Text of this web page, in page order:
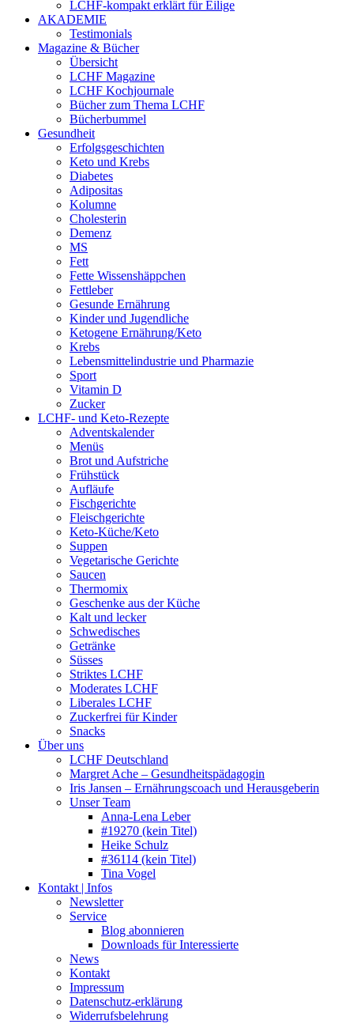
LCHF-kompakt erklärt für Eilige
AKADEMIE
Testimonials
Magazine & Bücher
Übersicht
LCHF Magazine
LCHF Kochjournale
Bücher zum Thema LCHF
Bücherbummel
Gesundheit
Erfolgsgeschichten
Keto und Krebs
Diabetes
Adipositas
Kolumne
Cholesterin
Demenz
MS
Fett
Fette Wissenshäppchen
Fettleber
Gesunde Ernährung
Kinder und Jugendliche
Ketogene Ernährung/Keto
Krebs
Lebensmittelindustrie und Pharmazie
Sport
Vitamin D
Zucker
LCHF- und Keto-Rezepte
Adventskalender
Menüs
Brot und Aufstriche
Frühstück
Aufläufe
Fischgerichte
Fleischgerichte
Keto-Küche/Keto
Suppen
Vegetarische Gerichte
Saucen
Thermomix
Geschenke aus der Küche
Kalt und lecker
Schwedisches
Getränke
Süsses
Striktes LCHF
Moderates LCHF
Liberales LCHF
Zuckerfrei für Kinder
Snacks
Über uns
LCHF Deutschland
Margret Ache – Gesundheitspädagogin
Iris Jansen – Ernährungscoach und Herausgeberin
Unser Team
Anna-Lena Leber
#19270 (kein Titel)
Heike Schulz
#36114 (kein Titel)
Tina Vogel
Kontakt | Infos
Newsletter
Service
Blog abonnieren
Downloads für Interessierte
News
Kontakt
Impressum
Datenschutz-erklärung
Widerrufsbelehrung